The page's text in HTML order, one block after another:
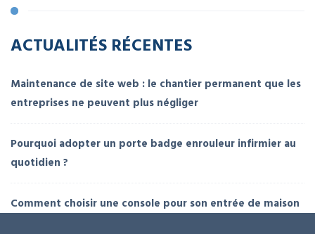
ACTUALITÉS RÉCENTES
Maintenance de site web : le chantier permanent que les
entreprises ne peuvent plus négliger
Pourquoi adopter un porte badge enrouleur infirmier au
quotidien ?
Comment choisir une console pour son entrée de maison